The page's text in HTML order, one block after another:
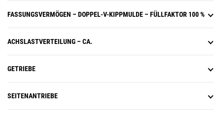
FASSUNGSVERMÖGEN – DOPPEL-V-KIPPMULDE – FÜLLFAKTOR 100 %
ACHSLASTVERTEILUNG – CA.
GETRIEBE
SEITENANTRIEBE